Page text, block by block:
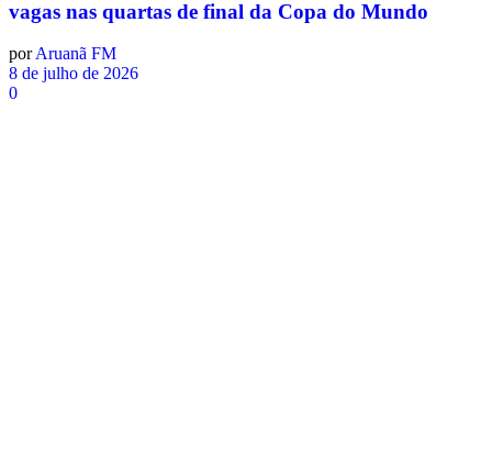
vagas nas quartas de final da Copa do Mundo
porAruanã FM
8 de julho de 2026
0